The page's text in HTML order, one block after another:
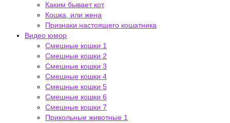
Каким бывает кот
Кошка, или жена
Признаки настоящего кошатника
Видео юмор
Смешные кошки 1
Смешные кошки 2
Смешные кошки 3
Смешные кошки 4
Смешные кошки 5
Смешные кошки 6
Смешные кошки 7
Прикольные животные 1